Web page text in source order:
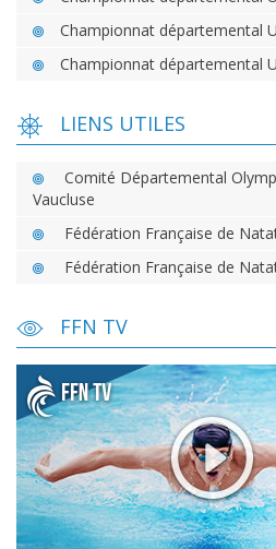
Championnat départemental
Championnat départemental
LIENS UTILES
Comité Départemental
Vaucluse
Fédération Française de
Fédération Française de
FFN TV